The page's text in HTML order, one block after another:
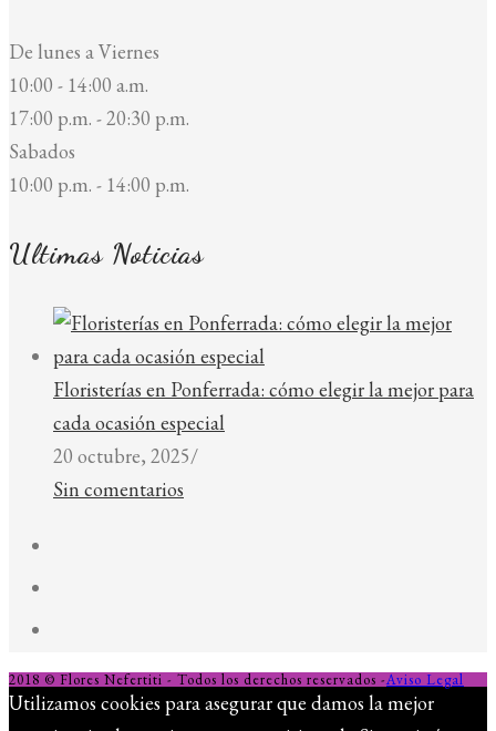
De lunes a Viernes
10:00 - 14:00 a.m.
17:00 p.m. - 20:30 p.m.
Sabados
10:00 p.m. - 14:00 p.m.
Ultimas Noticias
Floristerías en Ponferrada: cómo elegir la mejor para
cada ocasión especial
20 octubre, 2025/
Sin comentarios
2018 © Flores Nefertiti - Todos los derechos reservados -Aviso Legal
Utilizamos cookies para asegurar que damos la mejor